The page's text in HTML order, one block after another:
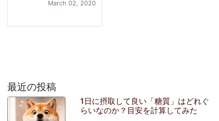
March 02, 2020
最近の投稿
1日に摂取して良い「糖質」はどれぐ
らいなのか？目安を計算してみた